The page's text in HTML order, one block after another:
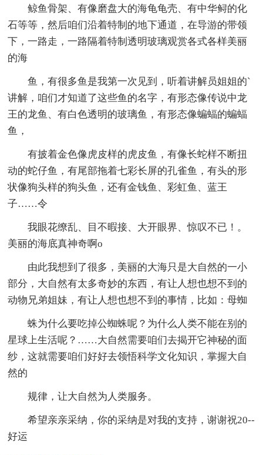
鲸鱼骨架、有像磨盘大的海龟龟壳、有中华鲟的化
石等等，然后咱们沿着特制的地下通道，在导游的带领
下，一路走，一路隔着特制透明玻璃观赏各式各样美丽
的海
鱼，有很多鱼是我第一次见到，听着讲解员姐姐的`
讲解，咱们才知道了这些鱼的名字，有形态像传说中龙
王的龙鱼、有白色透明的玻璃鱼，有形态像蝙蝠的蝙蝠
鱼，
有披着金色像虎皮样的虎皮鱼，有像长蛇样不断扭
动的蛇仔鱼，有尾部拖着七彩长屏的孔雀鱼，有头的形
状像狗头样的狗头鱼，还有金钱鱼、彩虹鱼、蓝王
子……令
我眼花缭乱、目不暇接、大开眼界、惊叹不已！。
美丽的海底真神奇啊o
由此我想到了很多，美丽的大海只是大自然的一小
部分，大自然有太多奇妙的东西，有让人想也想不到的
动物兄弟姐妹，有让人想也想不到的事情，比如：母蜘
蛛为什么要吃掉公蜘蛛呢？为什么人类不能在别的
星球上生活呢？……大自然需要咱们去揭开它神秘的面
纱，这就需要咱们好好去领悟科学文化知识，掌握大自
然的
规律，让大自然为人类服务。
希望亲亲采纳，你的采纳是对我的支持，谢谢祝20--
好运